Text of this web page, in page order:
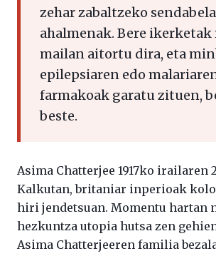
zehar zabaltzeko
ahalmenak. Bere
mailan aitortu dira, eta
epilepsiaren edo
farmakoak garatu zituen,
beste.
Asima Chatterjee 1917ko irailaren
Kalkutan, britaniar inperioak
hiri jendetsuan. Momentu hartan
hezkuntza utopia hutsa zen
Asima Chatterjeeren familia